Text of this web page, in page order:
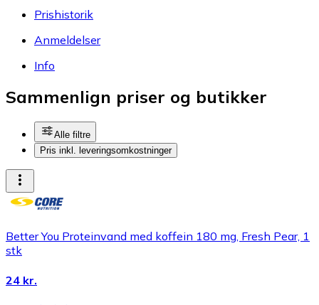
Prishistorik
Anmeldelser
Info
Sammenlign priser og butikker
Alle filtre
Pris inkl. leveringsomkostninger
Better You Proteinvand med koffein 180 mg, Fresh Pear, 1
stk
24 kr.